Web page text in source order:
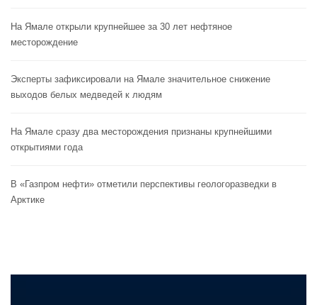
На Ямале открыли крупнейшее за 30 лет нефтяное
месторождение
Эксперты зафиксировали на Ямале значительное снижение
выходов белых медведей к людям
На Ямале сразу два месторождения признаны крупнейшими
открытиями года
В «Газпром нефти» отметили перспективы геологоразведки в
Арктике